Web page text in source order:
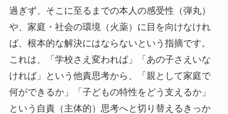
過ぎず、そこに至るまでの本人の感受性（弾丸）
や、家庭・社会の環境（火薬）に目を向けなけれ
ば、根本的な解決にはならないという指摘です。
これは、「学校さえ変われば」「あの子さえいな
ければ」という他責思考から、「親として家庭で
何ができるか」「子どもの特性をどう支えるか」
という自責（主体的）思考へと切り替えるきっか